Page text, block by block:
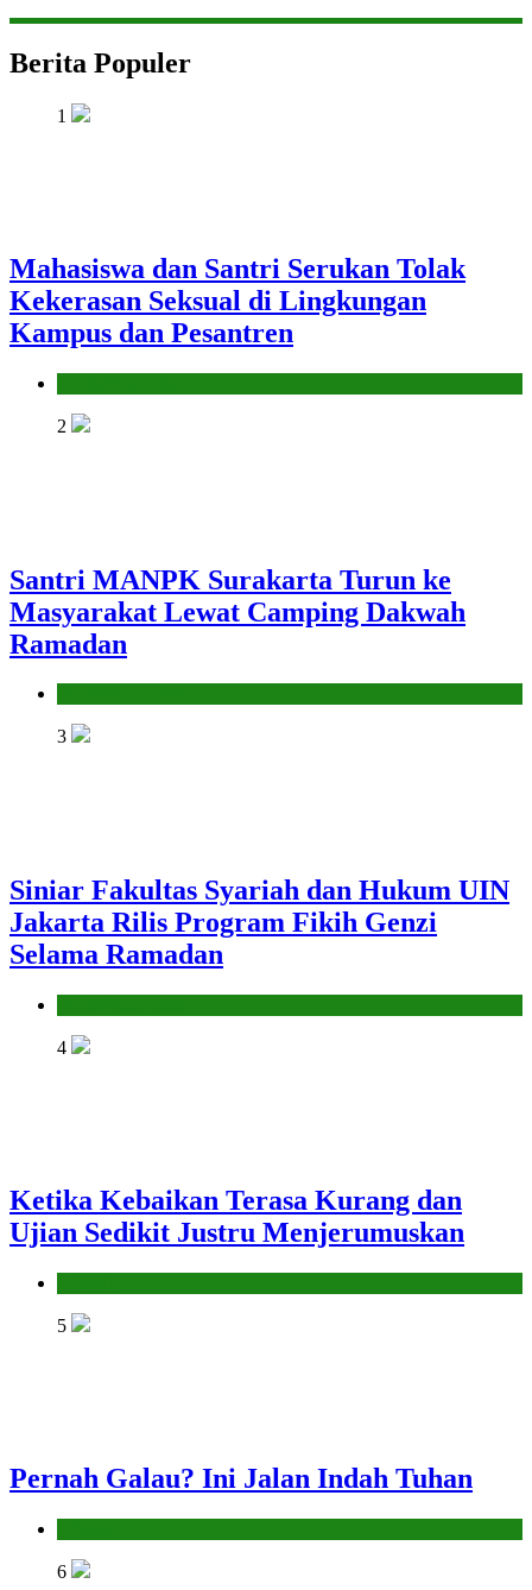
Berita Populer
1
Mahasiswa dan Santri Serukan Tolak
Kekerasan Seksual di Lingkungan
Kampus dan Pesantren
2
Santri MANPK Surakarta Turun ke
Masyarakat Lewat Camping Dakwah
Ramadan
3
Siniar Fakultas Syariah dan Hukum UIN
Jakarta Rilis Program Fikih Genzi
Selama Ramadan
4
Ketika Kebaikan Terasa Kurang dan
Ujian Sedikit Justru Menjerumuskan
5
Pernah Galau? Ini Jalan Indah Tuhan
6